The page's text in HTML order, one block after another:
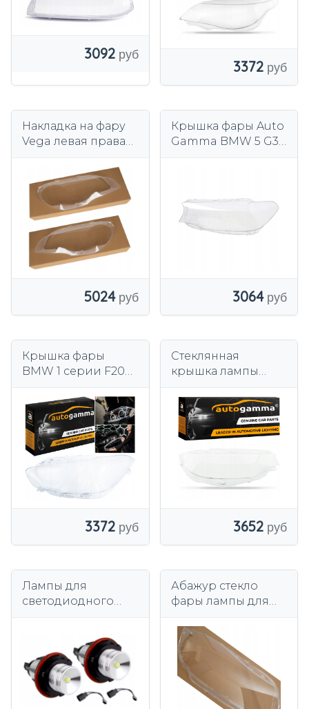
3092
3372
Накладка на фару
Vega левая правая
E70 2006-2013 гг.
5024
Крышка фары Auto
Gamma BMW 5 G30
3064
Крышка фары
BMW 1 серии F20
3372
Стеклянная
крышка лампы
F32 F33 F36 F82 17-
20 Правая сторона
3652
Лампы для
светодиодного
Абажур стекло
фары лампы для
E91 ксеноновый
лифт правый